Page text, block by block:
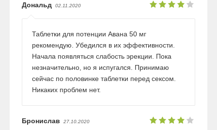
Дональд 02.11.2020
Таблетки для потенции Авана 50 мг
рекомендую. Убедился в их эффективности.
Начала появляться слабость эрекции. Пока
незначительно, но я испугался. Принимаю
сейчас по половинке таблетки перед сексом.
Никаких проблем нет.
Бронислав 27.10.2020